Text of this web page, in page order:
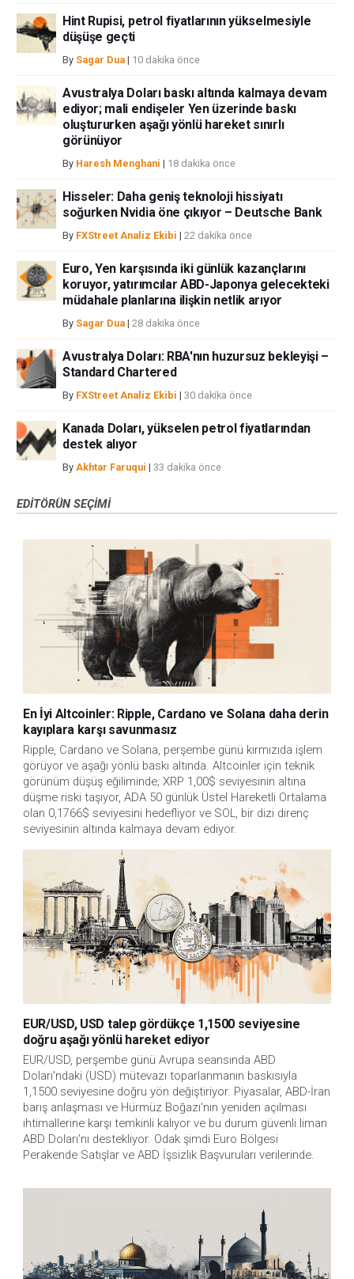
Hint Rupisi, petrol fiyatlarının yükselmesiyle
düşüşe geçti
By Sagar Dua | 10 dakika önce
Avustralya Doları baskı altında kalmaya devam
ediyor; mali endişeler Yen üzerinde baskı
oluştururken aşağı yönlü hareket sınırlı
görünüyor
By Haresh Menghani | 18 dakika önce
Hisseler: Daha geniş teknoloji hissiyatı
soğurken Nvidia öne çıkıyor – Deutsche Bank
By FXStreet Analiz Ekibi | 22 dakika önce
Euro, Yen karşısında iki günlük kazançlarını
koruyor, yatırımcılar ABD-Japonya gelecekteki
müdahale planlarına ilişkin netlik arıyor
By Sagar Dua | 28 dakika önce
Avustralya Doları: RBA'nın huzursuz bekleyişi –
Standard Chartered
By FXStreet Analiz Ekibi | 30 dakika önce
Kanada Doları, yükselen petrol fiyatlarından
destek alıyor
By Akhtar Faruqui | 33 dakika önce
EDITÖRÜN SEÇIMI
En İyi Altcoinler: Ripple, Cardano ve Solana daha derin
kayıplara karşı savunmasız
Ripple, Cardano ve Solana, perşembe günü kırmızıda işlem
görüyor ve aşağı yönlü baskı altında. Altcoinler için teknik
görünüm düşüş eğiliminde; XRP 1,00$ seviyesinin altına
düşme riski taşıyor, ADA 50 günlük Üstel Hareketli Ortalama
olan 0,1766$ seviyesini hedefliyor ve SOL, bir dizi direnç
seviyesinin altında kalmaya devam ediyor.
EUR/USD, USD talep gördükçe 1,1500 seviyesine
doğru aşağı yönlü hareket ediyor
EUR/USD, perşembe günü Avrupa seansında ABD
Doları'ndaki (USD) mütevazı toparlanmanın baskısıyla
1,1500 seviyesine doğru yön değiştiriyor. Piyasalar, ABD-İran
barış anlaşması ve Hürmüz Boğazı'nın yeniden açılması
ihtimallerine karşı temkinli kalıyor ve bu durum güvenli liman
ABD Doları'nı destekliyor. Odak şimdi Euro Bölgesi
Perakende Satışlar ve ABD İşsizlik Başvuruları verilerinde.